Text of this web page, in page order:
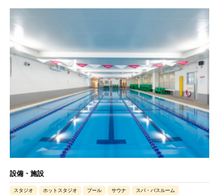
設備・施設
スタジオ ホットスタジオ プール サウナ
スパ・バスルーム